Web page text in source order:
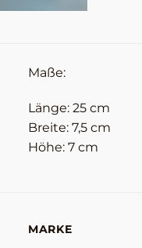
Maße:
Länge: 25 cm
Breite: 7,5 cm
Höhe: 7 cm
MARKE